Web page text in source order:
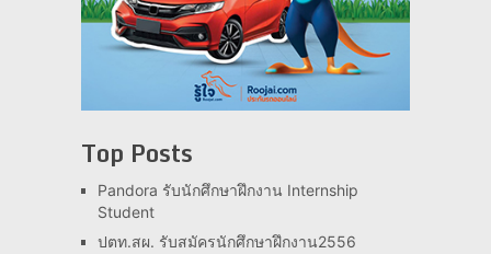
Top Posts
Pandora รับนักศึกษาฝึกงาน Internship
Student
ปตท.สผ. รับสมัครนักศึกษาฝึกงาน2556